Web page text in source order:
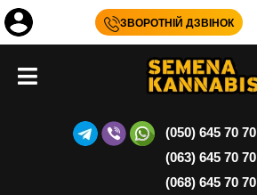
ЗВОРОТНІЙ ДЗВІНОК
(050) 645 70 70
(063) 645 70 70
(068) 645 70 70